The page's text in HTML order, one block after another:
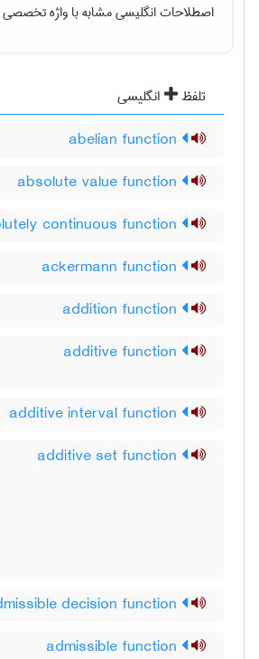
اصطلاحات انگلیسی مشابه با واژه تخصصی
تلفظ انگلیسی